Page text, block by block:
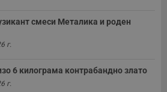
смеси Металика и роден
г.
6 килограма контрабандно злато
г.